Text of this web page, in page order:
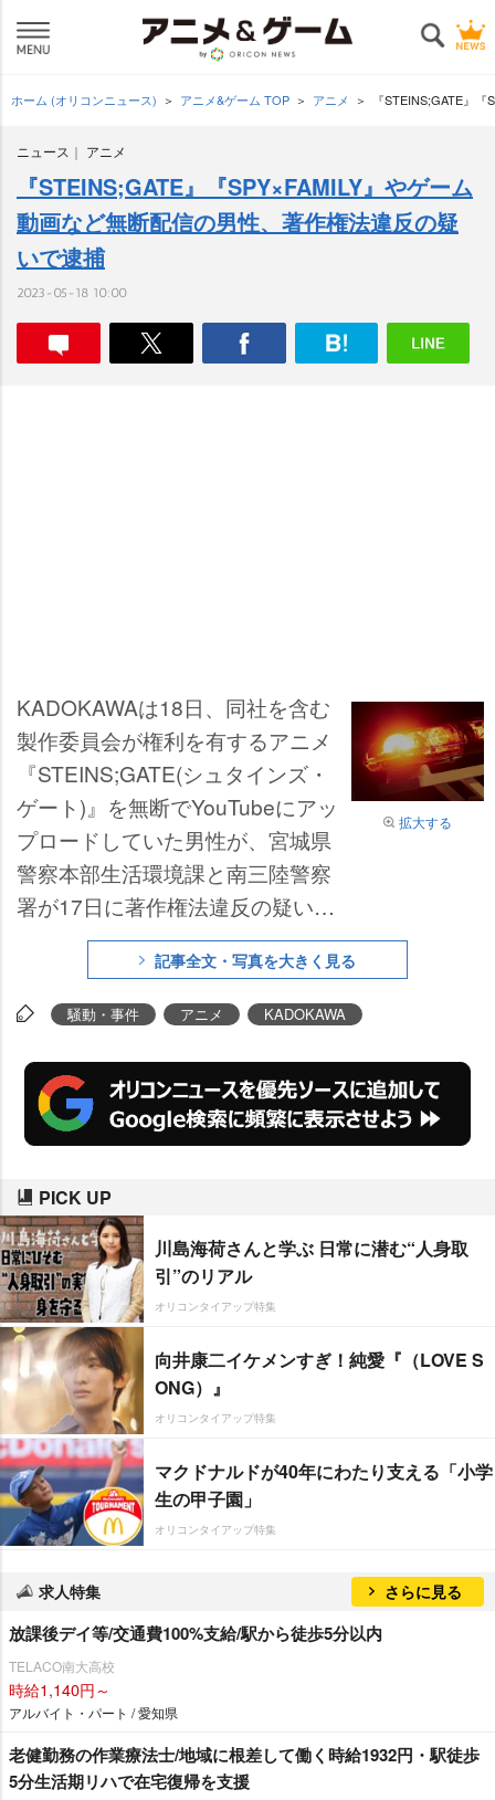
ホーム (オリコンニュース) アニメ&ゲーム TOP アニメ 『STEINS;GATE』
ニュース アニメ
『STEINS;GATE』『SPY×FAMILY』やゲーム
動画など無断配信の男性、著作権法違反の疑
いで逮捕
2023-05-18 10:00
拡大する
KADOKAWAは18日、同社を含む
製作委員会が権利を有するアニメ
『STEINS;GATE(シュタインズ・
ゲート)』を無断でYouTubeにアッ
プロードしていた男性が、宮城県
警察本部生活環境課と南三陸警察
署が17日に著作権法違反の疑いで
逮捕されたと発表した。
記事全文・写真を大きく見る
騒動・事件 アニメ KADOKAWA
PICK UP
川島海荷さんと学ぶ 日常に潜む“人身取
引”のリアル
オリコンタイアップ特集
向井康二イケメンすぎ！純愛『（LOVE S
ONG）』
オリコンタイアップ特集
マクドナルドが40年にわたり支える「小学
生の甲子園」
オリコンタイアップ特集
求人特集 さらに見る
放課後デイ等/交通費100%支給/駅から徒歩5分以内
TELACO南大高校
時給1,140円～
アルバイト・パート / 愛知県
老健勤務の作業療法士/地域に根差して働く時給1932円・駅徒歩
5分生活期リハで在宅復帰を支援